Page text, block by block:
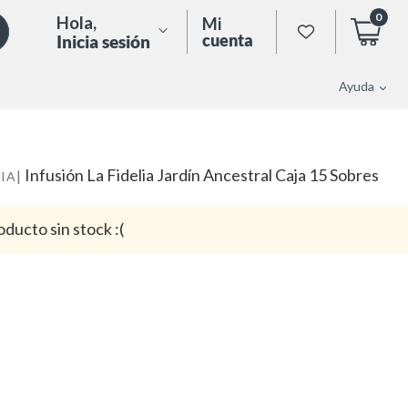
Hola,
Inicia sesión
Mi
cuenta
0
Ayuda
| Infusión La Fidelia Jardín Ancestral Caja 15 Sobres
sin stock :(